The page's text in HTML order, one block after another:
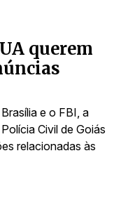
querem
e o FBI, a
Civil de Goiás
relacionadas às